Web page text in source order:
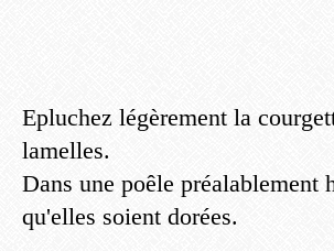
Epluchez légèrement la
lamelles.
Dans une poêle préalablement
qu'elles soient dorées.